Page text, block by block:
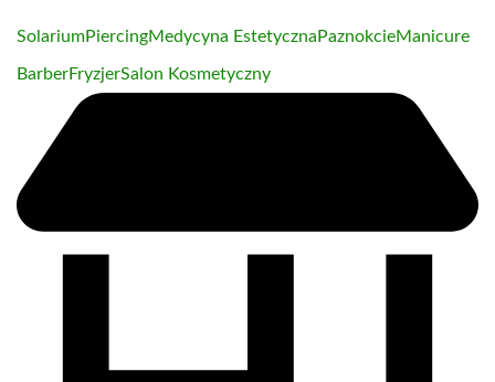
SolariumPiercingMedycyna Estetyczna PaznokcieManicure
BarberFryzjerSalon Kosmetyczny